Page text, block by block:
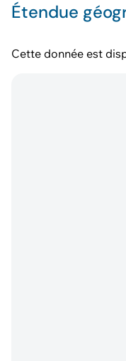
Étendue
Cette donnée est